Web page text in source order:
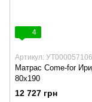
4
Артикул: УТ000057106
Матрас Come-for
80х190
12 727 грн